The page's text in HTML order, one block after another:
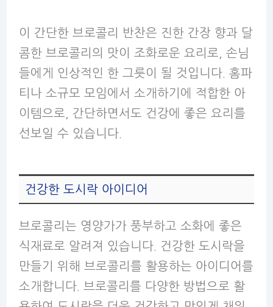
이 간단한 브로콜리 반찬은 진한 간장 향과 달
콤한 브로콜리의 맛이 조화로운 요리로, 손님
들에게 인상적인 한 그릇이 될 것입니다. 홈파
티나 소규모 모임에서 소개하기에 적합한 아
이템으로, 간단하면서도 건강에 좋은 요리를
선보일 수 있습니다.
건강한 도시락 아이디어
브로콜리는 영양가가 풍부하고 소화에 좋은
식재료로 알려져 있습니다. 건강한 도시락을
만들기 위해 브로콜리를 활용하는 아이디어를
소개합니다. 브로콜리를 다양한 방법으로 활